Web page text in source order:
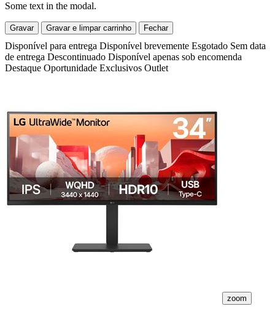
Some text in the modal.
Gravar Gravar e limpar carrinho Fechar
Disponível para entrega Disponível brevemente Esgotado Sem data
de entrega Descontinuado Disponível apenas sob encomenda
Destaque Oportunidade Exclusivos Outlet
zoom